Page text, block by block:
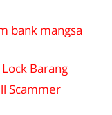
bank mangsa
Barang
Scammer